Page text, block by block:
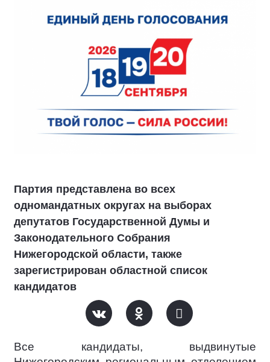
Партия представлена во всех
одномандатных округах на выборах
депутатов Государственной Думы и
Законодательного Собрания
Нижегородской области, также
зарегистрирован областной список
кандидатов
Все кандидаты, выдвинутые